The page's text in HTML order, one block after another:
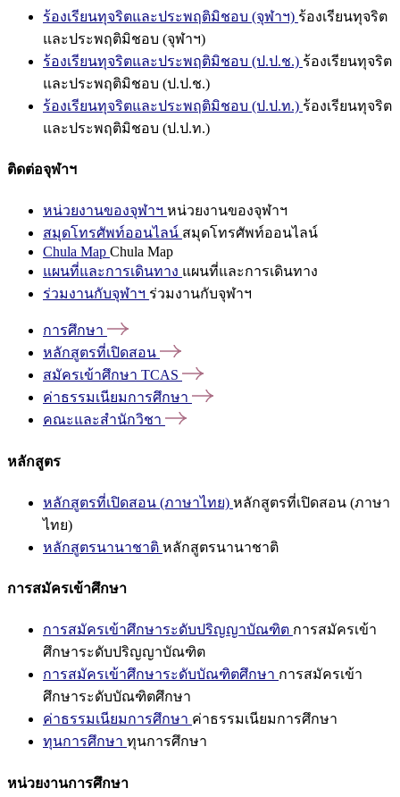
ร้องเรียนทุจริตและประพฤติมิชอบ (จุฬาฯ) ร้องเรียนทุจริต
และประพฤติมิชอบ (จุฬาฯ)
ร้องเรียนทุจริตและประพฤติมิชอบ (ป.ป.ช.) ร้องเรียนทุจริต
และประพฤติมิชอบ (ป.ป.ช.)
ร้องเรียนทุจริตและประพฤติมิชอบ (ป.ป.ท.) ร้องเรียนทุจริต
และประพฤติมิชอบ (ป.ป.ท.)
ติดต่อจุฬาฯ
หน่วยงานของจุฬาฯ หน่วยงานของจุฬาฯ
สมุดโทรศัพท์ออนไลน์ สมุดโทรศัพท์ออนไลน์
Chula Map Chula Map
แผนที่และการเดินทาง แผนที่และการเดินทาง
ร่วมงานกับจุฬาฯ ร่วมงานกับจุฬาฯ
การศึกษา
หลักสูตรที่เปิดสอน
สมัครเข้าศึกษา TCAS
ค่าธรรมเนียมการศึกษา
คณะและสำนักวิชา
หลักสูตร
หลักสูตรที่เปิดสอน (ภาษาไทย) หลักสูตรที่เปิดสอน (ภาษา
ไทย)
หลักสูตรนานาชาติ หลักสูตรนานาชาติ
การสมัครเข้าศึกษา
การสมัครเข้าศึกษาระดับปริญญาบัณฑิต การสมัครเข้า
ศึกษาระดับปริญญาบัณฑิต
การสมัครเข้าศึกษาระดับบัณฑิตศึกษา การสมัครเข้า
ศึกษาระดับบัณฑิตศึกษา
ค่าธรรมเนียมการศึกษา ค่าธรรมเนียมการศึกษา
ทุนการศึกษา ทุนการศึกษา
หน่วยงานการศึกษา